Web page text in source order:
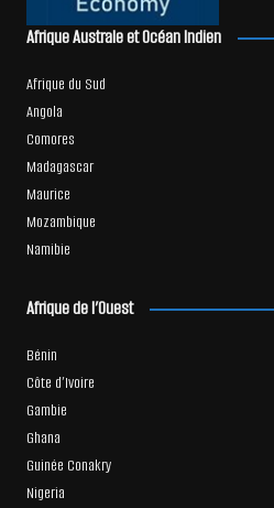
Afrique Australe et Océan Indien
Afrique du Sud
Angola
Comores
Madagascar
Maurice
Mozambique
Namibie
Afrique de l’Ouest
Bénin
Côte d’Ivoire
Gambie
Ghana
Guinée Conakry
Nigeria